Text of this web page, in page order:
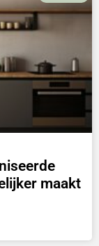
maakt